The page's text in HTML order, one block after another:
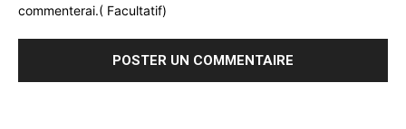
commenterai.( Facultatif)